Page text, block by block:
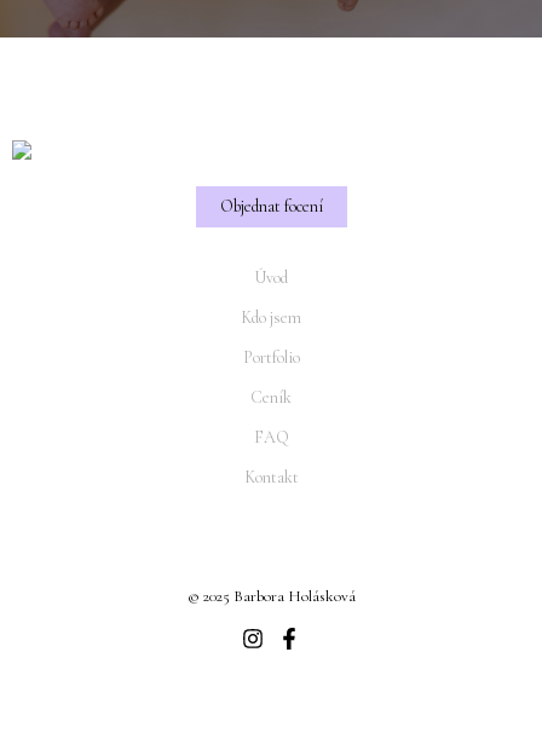
Objednat focení
Úvod
Kdo jsem
Portfolio
Ceník
FAQ
Kontakt
© 2025 Barbora Holásková